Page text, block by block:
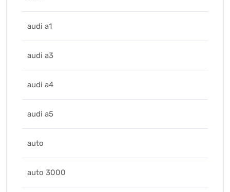
audi a1
audi a3
audi a4
audi a5
auto
auto 3000